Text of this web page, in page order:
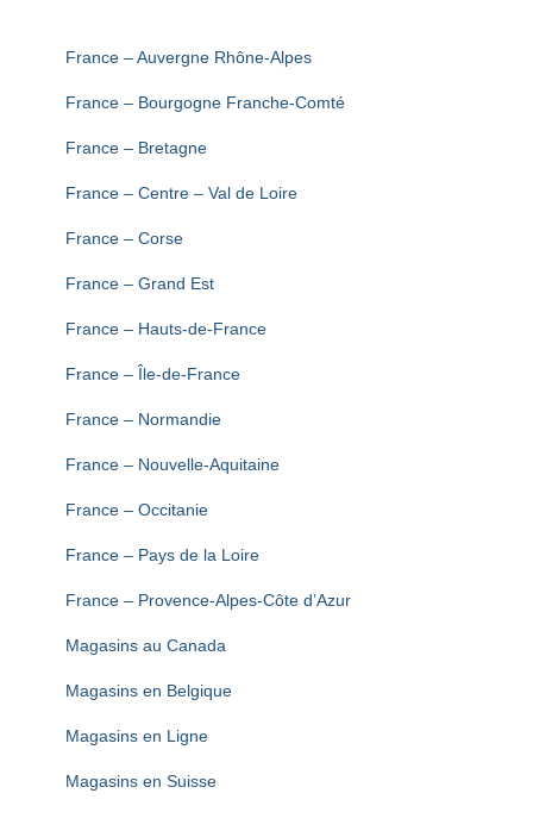
France – Auvergne Rhône-Alpes
France – Bourgogne Franche-Comté
France – Bretagne
France – Centre – Val de Loire
France – Corse
France – Grand Est
France – Hauts-de-France
France – Île-de-France
France – Normandie
France – Nouvelle-Aquitaine
France – Occitanie
France – Pays de la Loire
France – Provence-Alpes-Côte d’Azur
Magasins au Canada
Magasins en Belgique
Magasins en Ligne
Magasins en Suisse